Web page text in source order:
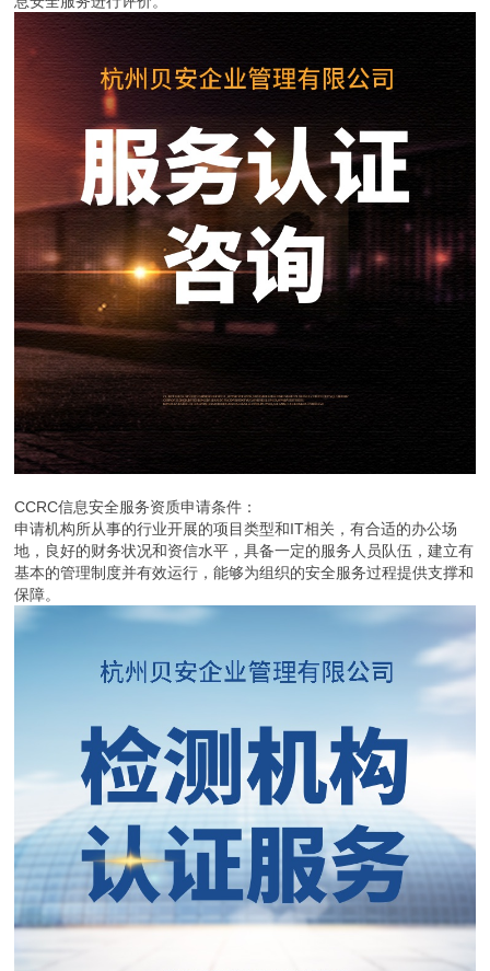
CCRC信息安全服务资质申请条件：
申请机构所从事的行业开展的项目类型和IT相关，有合适的办公场
地，良好的财务状况和资信水平，具备一定的服务人员队伍，建立有
基本的管理制度并有效运行，能够为组织的安全服务过程提供支撑和
保障。